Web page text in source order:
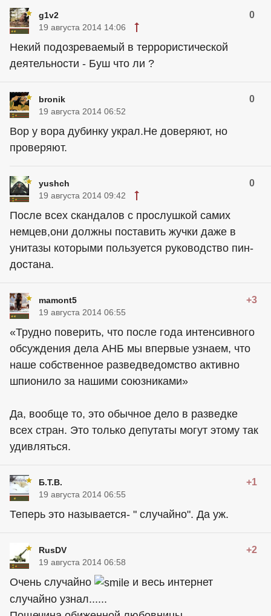
g1v2 0
19 августа 2014 14:06
Некий подозреваемый в террористической
деятельности - Буш что ли ?
bronik 0
19 августа 2014 06:52
Вор у вора дубинку украл.Не доверяют, но
проверяют.
yushch 0
19 августа 2014 09:42
После всех скандалов с прослушкой самих
немцев,они должны поставить жучки даже в
унитазы которыми пользуется руководство пин-
достана.
mamont5 +3
19 августа 2014 06:55
«Трудно поверить, что после года интенсивного
обсуждения дела АНБ мы впервые узнаем, что
наше собственное разведведомство активно
шпионило за нашими союзниками»
Да, вообще то, это обычное дело в разведке
всех стран. Это только депутаты могут этому так
удивляться.
Б.Т.В. +1
19 августа 2014 06:55
Теперь это называется- " случайно". Да уж.
RusDV +2
19 августа 2014 06:58
Очень случайно
и весь интернет
случайно узнал......